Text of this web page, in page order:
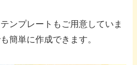
ンプレートもご用意していま
簡単に作成できます。